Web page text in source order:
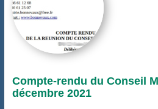
Compte-rendu du Conseil
décembre 2021